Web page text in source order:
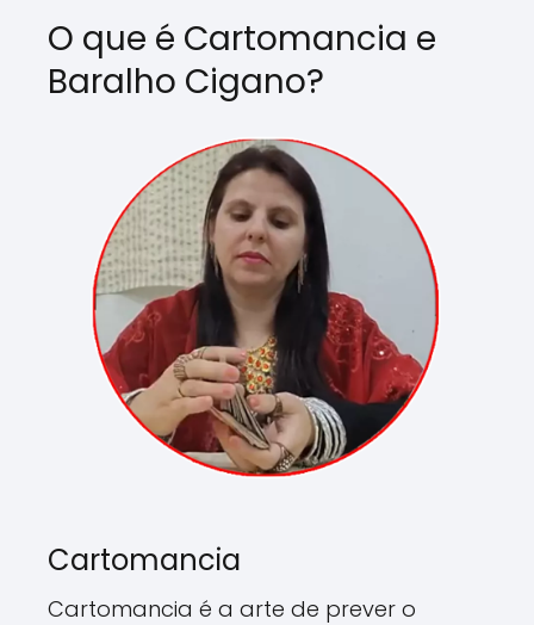
O que é Cartomancia e
Baralho Cigano?
Cartomancia
Cartomancia é a arte de prever o